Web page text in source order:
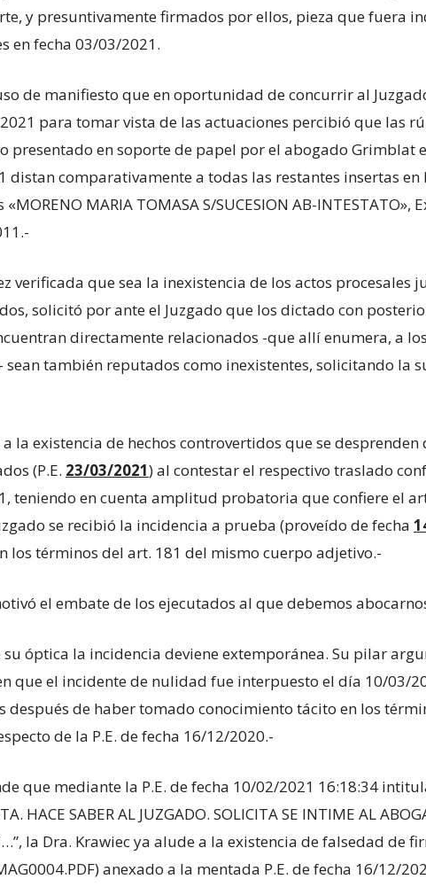
y presuntivamente firmados por ellos, pieza que fuera
en fecha 03/03/2021.
de manifiesto que en oportunidad de concurrir al
para tomar vista de las actuaciones percibió que las
presentado en soporte de papel por el abogado Grimblat
distan comparativamente a todas las restantes insertas en
MARIA TOMASA S/SUCESION AB-INTESTATO»,
verificada que sea la inexistencia de los actos procesales
solicitó por ante el Juzgado que los dictado con
directamente relacionados -que allí enumera, a
sean también reputados como inexistentes, solicitando la
la existencia de hechos controvertidos que se
(P.E. 23/03/2021) al contestar el respectivo traslado
teniendo en cuenta amplitud probatoria que confiere el
se recibió la incidencia a prueba (proveído de fecha
los términos del art. 181 del mismo cuerpo adjetivo.-
el embate de los ejecutados al que debemos
su óptica la incidencia deviene extemporánea. Su pilar
que el incidente de nulidad fue interpuesto el día 10/03/
después de haber tomado conocimiento tácito en los
de la P.E. de fecha 16/12/2020.-
que mediante la P.E. de fecha 10/02/2021 16:18:34
HACE SABER AL JUZGADO. SOLICITA SE INTIME AL
la Dra. Krawiec ya alude a la existencia de falsedad de
anexado a la mentada P.E. de fecha 16/12/